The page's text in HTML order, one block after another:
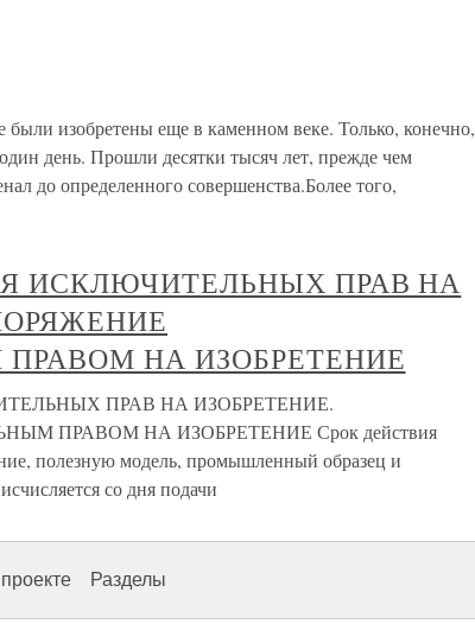
изобретены еще в каменном веке. Только, конечно,
день. Прошли десятки тысяч лет, прежде чем
до определенного совершенства.Более того,
ИСКЛЮЧИТЕЛЬНЫХ ПРАВ НА
НА ИЗОБРЕТЕНИЕ
ПРАВ НА ИЗОБРЕТЕНИЕ.
ПРАВОМ НА ИЗОБРЕТЕНИЕ Срок действия
полезную модель, промышленный образец и
со дня подачи
Разделы